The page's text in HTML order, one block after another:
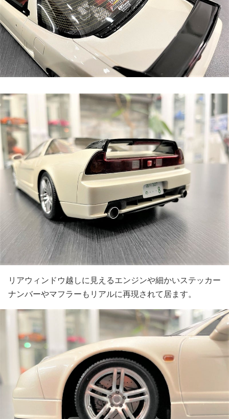
リアウィンドウ越しに見えるエンジンや細かいステッカー
ナンバーやマフラーもリアルに再現されて居ます。